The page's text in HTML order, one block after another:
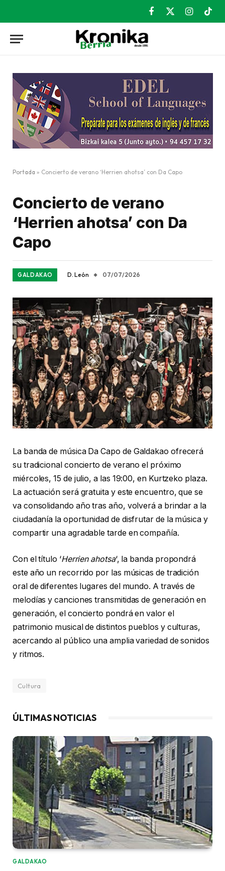
Facebook
X
Instagram
Portada » Concierto de verano ‘Herrien ahotsa’ con Da Capo
Concierto de verano
‘Herrien ahotsa’ con Da
Capo
GALDAKAO D. León 07/07/2026
La banda de música Da Capo de Galdakao ofrecerá
su tradicional concierto de verano el próximo
miércoles, 15 de julio, a las 19:00, en Kurtzeko plaza.
La actuación será gratuita y este encuentro, que se
va consolidando año tras año, volverá a brindar a la
ciudadanía la oportunidad de disfrutar de la música y
compartir una agradable tarde en compañía.
Con el título ‘Herrien ahotsa‘, la banda propondrá
este año un recorrido por las músicas de tradición
oral de diferentes lugares del mundo. A través de
melodías y canciones transmitidas de generación en
generación, el concierto pondrá en valor el
patrimonio musical de distintos pueblos y culturas,
acercando al público una amplia variedad de sonidos
y ritmos.
Cultura
ÚLTIMAS NOTICIAS
GALDAKAO